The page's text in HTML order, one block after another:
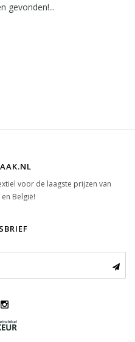
gevonden!...
voor de laagste prijzen van
België!